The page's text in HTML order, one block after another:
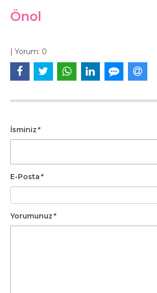
Önol
| Yorum: 0
İsminiz*
E-Posta*
Yorumunuz*